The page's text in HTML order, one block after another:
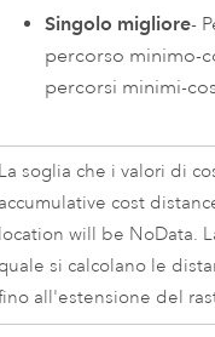
Singolo migliore-
percorso minimo-
percorsi minimi-
La soglia che i valori di
accumulative cost
location will be NoData.
quale si calcolano le
all'estensione del